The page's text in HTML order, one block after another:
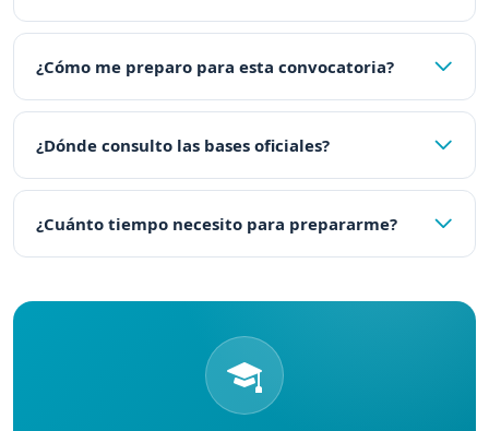
¿Cómo me preparo para esta convocatoria?
¿Dónde consulto las bases oficiales?
¿Cuánto tiempo necesito para prepararme?